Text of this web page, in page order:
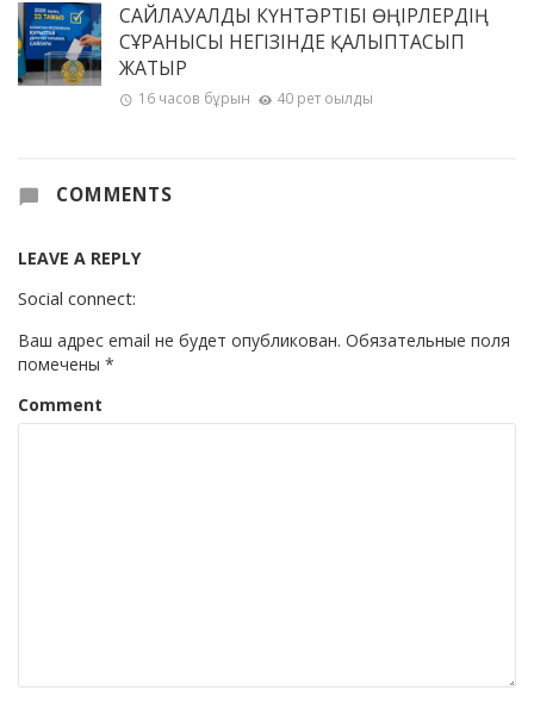
САЙЛАУАЛДЫ КҮНТӘРТІБІ ӨҢІРЛЕРДІҢ
СҰРАНЫСЫ НЕГІЗІНДЕ ҚАЛЫПТАСЫП
ЖАТЫР
16 часов бұрын 40 рет оқылды
COMMENTS
LEAVE A REPLY
Social connect:
Ваш адрес email не будет опубликован. Обязательные поля
помечены *
Comment